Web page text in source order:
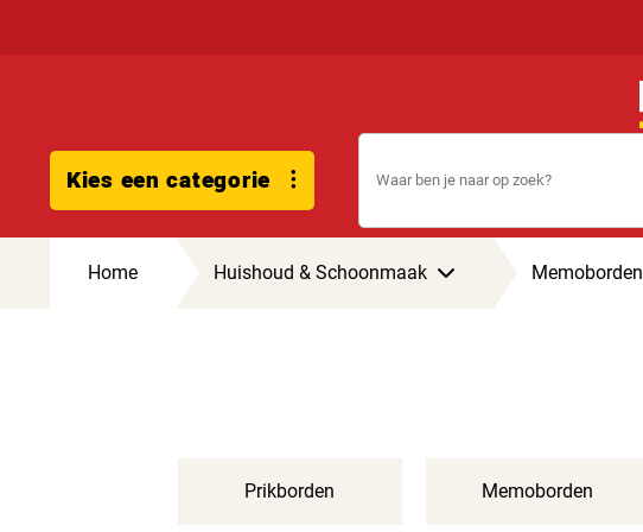
Kies een categorie
Home Huishoud & Schoonmaak Memoborden
Prikborden Memoborden